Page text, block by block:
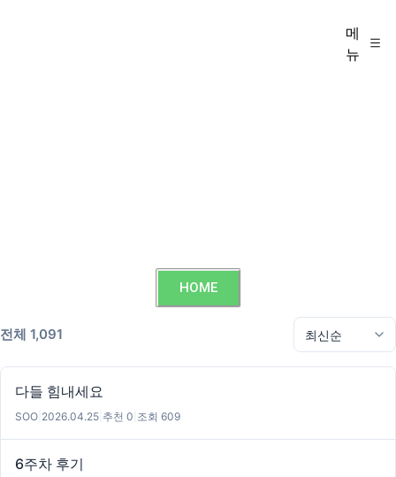
메
뉴
HOME
전체 1,091
다들 힘내세요
SOO 2026.04.25 추천 0 조회 609
6주차 후기